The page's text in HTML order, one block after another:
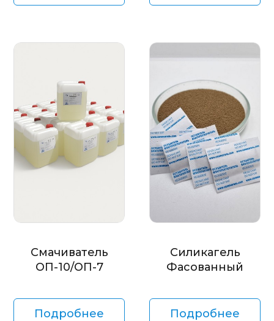
Смачиватель
ОП-10/ОП-7
Подробнее
Силикагель
Фасованный
Подробнее